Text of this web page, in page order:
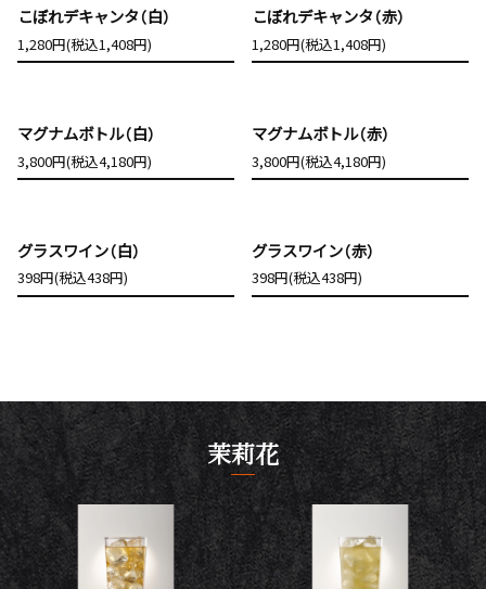
こぼれデキャンタ（白）
1,280円(税込1,408円)
こぼれデキャンタ（赤）
1,280円(税込1,408円)
マグナムボトル（白）
3,800円(税込4,180円)
マグナムボトル（赤）
3,800円(税込4,180円)
グラスワイン（白）
398円(税込438円)
グラスワイン（赤）
398円(税込438円)
茉莉花